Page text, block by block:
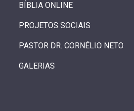
BÍBLIA ONLINE
PROJETOS SOCIAIS
PASTOR DR. CORNÉLIO NETO
GALERIAS